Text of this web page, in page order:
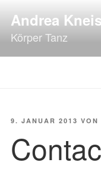
Inhalt
springen
Andrea Kneis
Körper Tanz
VERÖFFENTLICHT
9. JANUAR 2013 VON